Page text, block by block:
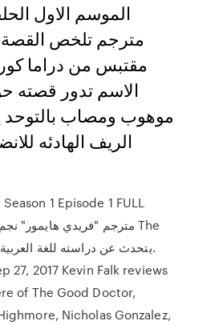
مترجم تلخص
مقتبس من دراما
الاسم تدور قصته
موهوب ومصاب بالتوحد
الريف الهادئه
1 Episode 1 FULL
27, 2017 Kevin Falk reviews
of The Good Doctor,
Nicholas Gonzalez,